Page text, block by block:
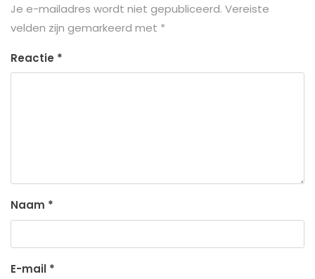
Je e-mailadres wordt niet gepubliceerd. Vereiste
velden zijn gemarkeerd met *
Reactie *
Naam *
E-mail *